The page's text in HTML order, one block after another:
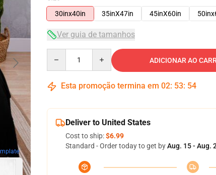
30inx40in
35inX47in 45inX60in
Ver guia de tamanhos
ADICIONAR AO
Esta promoção termina em 02: 53: 53
Deliver to United States
Cost to ship:$6.99
Standard - Order today to get byAug. 15 - Aug.